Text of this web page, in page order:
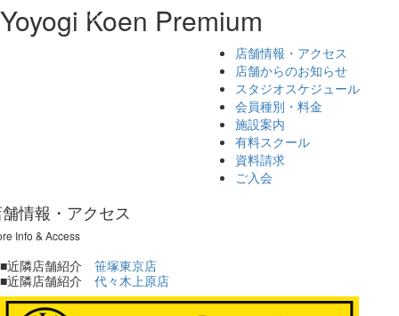
Yoyogi Koen Premium
店舗情報・アクセス
店舗からのお知らせ
スタジオスケジュール
会員種別・料金
施設案内
有料スクール
資料請求
ご入会
情報・アクセス
Info & Access
■近隣店舗紹介 笹塚東京店
■近隣店舗紹介 代々木上原店